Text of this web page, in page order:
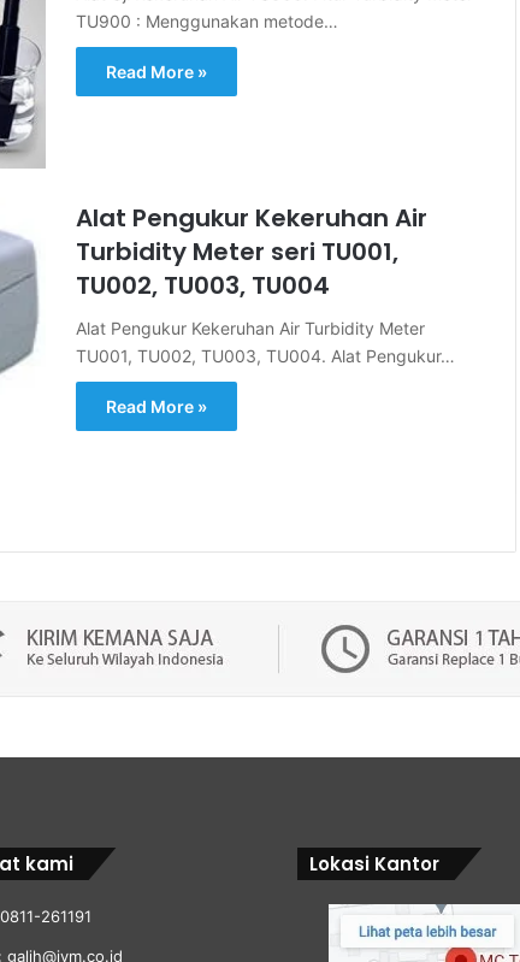
TU900 : Menggunakan metode…
Read More »
Alat Pengukur Kekeruhan Air
Turbidity Meter seri TU001,
TU002, TU003, TU004
Alat Pengukur Kekeruhan Air Turbidity Meter
TU001, TU002, TU003, TU004. Alat Pengukur…
Read More »
kami
0811-261191
galih@jvm.co.id
Lokasi Kantor